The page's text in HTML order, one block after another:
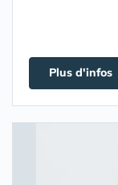
Plus d'infos